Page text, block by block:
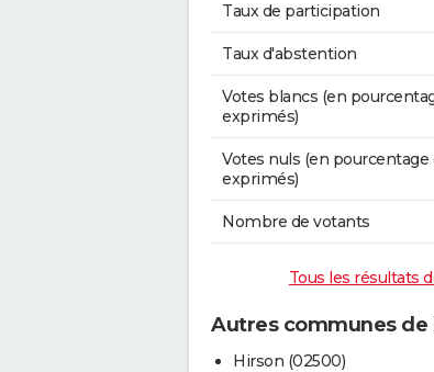
Taux de participation
Taux d'abstention
Votes blancs (en
exprimés)
Votes nuls (en pourcentage
exprimés)
Nombre de votants
Tous les résultats
Autres communes de
Hirson (02500)